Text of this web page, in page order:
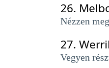
26.
Nézzen
27.
Vegyen